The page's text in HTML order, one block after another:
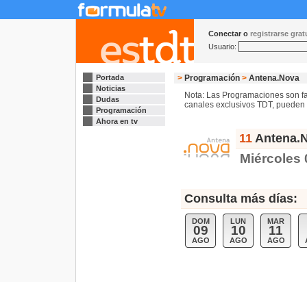
Conectar o registrarse
Usuario:
Portada
Noticias
Dudas
Programación
Ahora en tv
> Programación > Antena.Nova
Nota: Las Programaciones son
canales exclusivos TDT,
11
Miércoles
Consulta más días:
DOM
09
AGO
LUN
10
AGO
MAR
11
AGO